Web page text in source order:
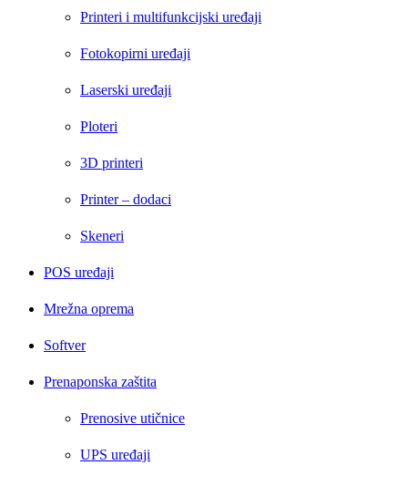
Printeri i multifunkcijski uređaji
Fotokopirni uređaji
Laserski uređaji
Ploteri
3D printeri
Printer – dodaci
Skeneri
POS uređaji
Mrežna oprema
Softver
Prenaponska zaštita
Prenosive utičnice
UPS uređaji